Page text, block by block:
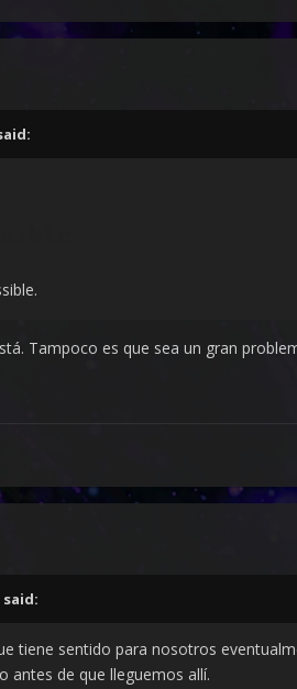
Tampoco es que sea un gran
said:
tiene sentido para nosotros
antes de que lleguemos allí.